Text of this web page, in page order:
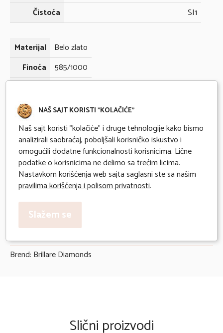
Čistoća
SI1
Materijal
Finoća
Belo zlato
585/1000
Odmah dostupno
Kupovina na 6 mesečnih rata karticama Banke Intese
Očekivano vreme isporuke 2 radna dana
Deklaracija:
Godina uvoza: 2025
Brend: Brillare Diamonds
Slični proizvodi
NAŠ SAJT KORISTI "KOLAČIĆE"
Naš sajt koristi "kolačiće" i druge tehnologije kako bismo
analizirali saobraćaj, poboljšali korisničko iskustvo i
omogućili dodatne funkcionalnosti korisnicima. Lične
podatke o korisnicima ne delimo sa trećim licima.
Nastavkom korišćenja web sajta saglasni ste sa našim
pravilima korišćenja i polisom privatnosti.
Slažem se